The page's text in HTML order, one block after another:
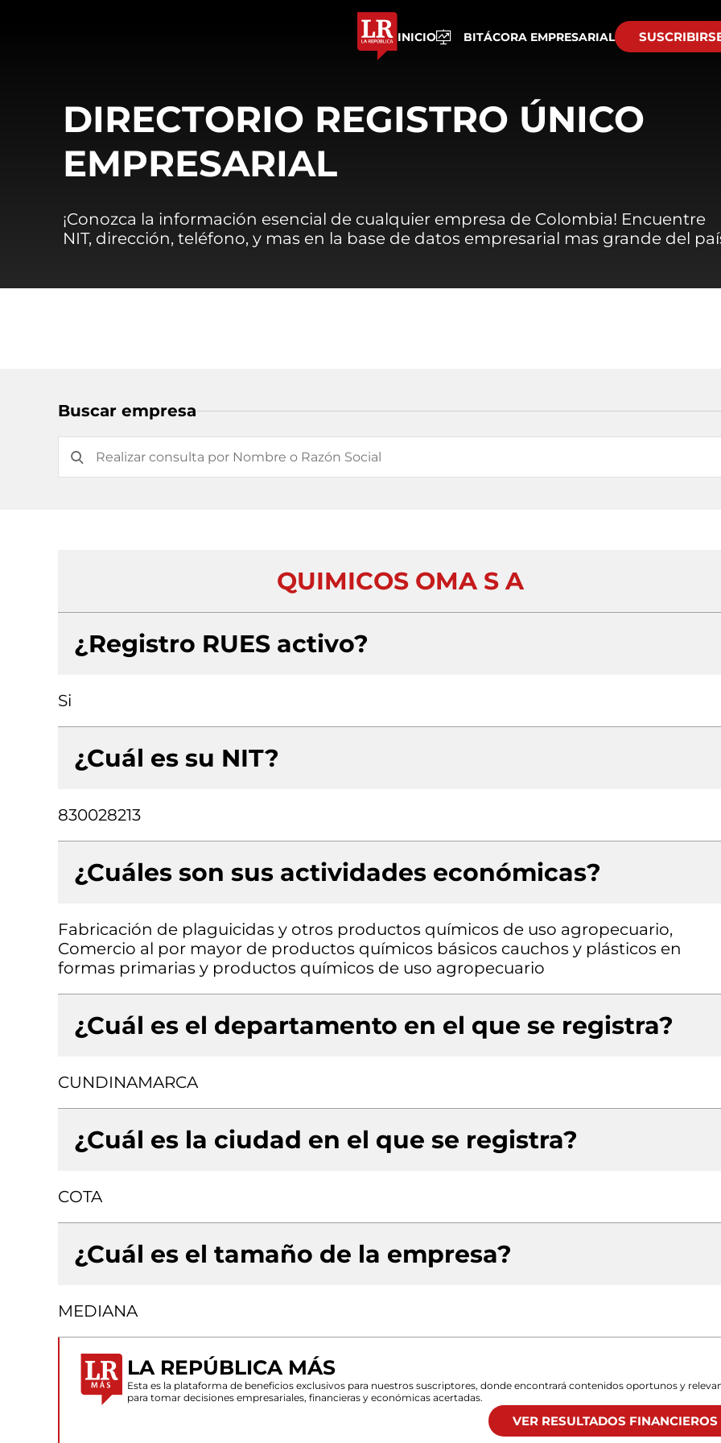
INICIO BITÁCORA EMPRESARIAL
DIRECTORIO REGISTRO ÚNICO
EMPRESARIAL
¡Conozca la información esencial de cualquier empresa de Colombia! Encuentre
NIT, dirección, teléfono, y mas en la base de datos empresarial mas grande del
Buscar empresa
QUIMICOS OMA S A
¿Registro RUES activo?
Si
¿Cuál es su NIT?
830028213
¿Cuáles son sus actividades económicas?
Fabricación de plaguicidas y otros productos químicos de uso agropecuario,
Comercio al por mayor de productos químicos básicos cauchos y plásticos en
formas primarias y productos químicos de uso agropecuario
¿Cuál es el departamento en el que se registra?
CUNDINAMARCA
¿Cuál es la ciudad en el que se registra?
COTA
¿Cuál es el tamaño de la empresa?
MEDIANA
LA REPÚBLICA MÁS
Esta es la plataforma de beneficios exclusivos para nuestros suscriptores, donde encontrará contenidos oportunos y
para tomar decisiones empresariales, financieras y económicas acertadas.
VER RESULTADOS FINANCIEROS